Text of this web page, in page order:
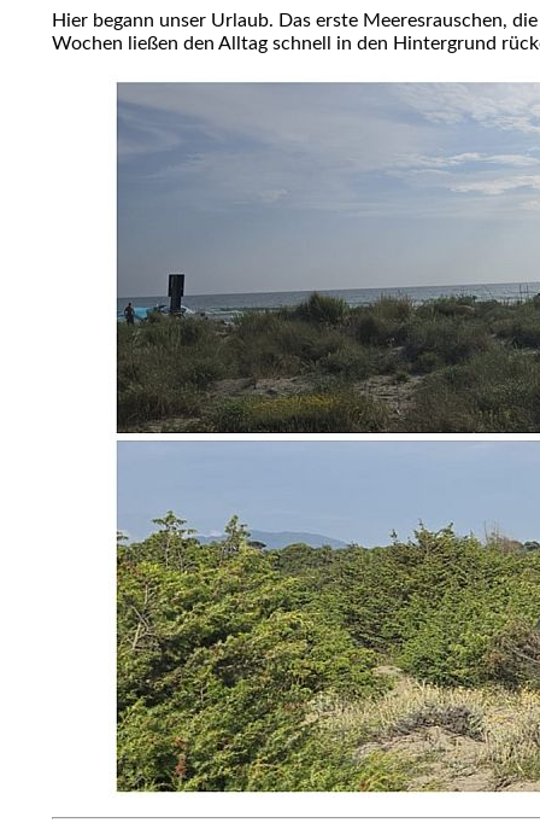
Hier begann unser Urlaub. Das erste Meeresrauschen,
Wochen ließen den Alltag schnell in den Hintergrund